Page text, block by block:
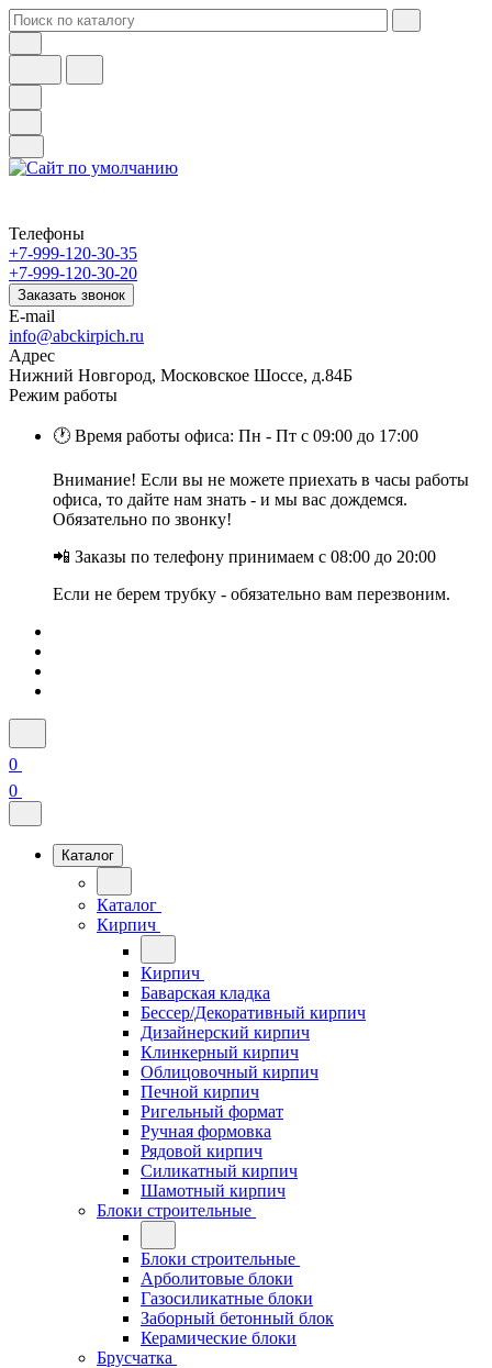
Телефоны
+7-999-120-30-35
+7-999-120-30-20
Заказать звонок
E-mail
info@abckirpich.ru
Адрес
Нижний Новгород, Московское Шоссе, д.84Б
Режим работы
🕐 Время работы офиса: Пн - Пт с 09:00 до 17:00
Внимание! Если вы не можете приехать в часы работы
офиса, то дайте нам знать - и мы вас дождемся.
Обязательно по звонку!
📲 Заказы по телефону принимаем с 08:00 до 20:00
Если не берем трубку - обязательно вам перезвоним.
0
0
Каталог
Каталог
Кирпич
Кирпич
Баварская кладка
Бессер/Декоративный кирпич
Дизайнерский кирпич
Клинкерный кирпич
Облицовочный кирпич
Печной кирпич
Ригельный формат
Ручная формовка
Рядовой кирпич
Силикатный кирпич
Шамотный кирпич
Блоки строительные
Блоки строительные
Арболитовые блоки
Газосиликатные блоки
Заборный бетонный блок
Керамические блоки
Брусчатка